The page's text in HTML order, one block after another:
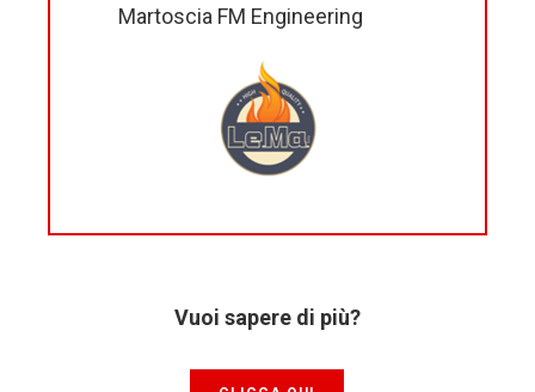
Martoscia FM Engineering
Vuoi sapere di più?